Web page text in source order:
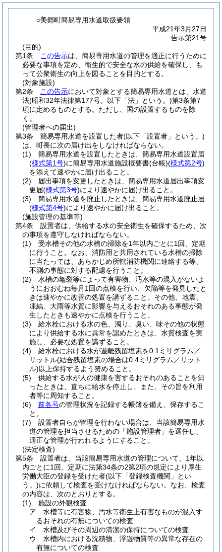
○美郷町簡易専用水道取扱要領
平成21年3月27日
告示第21号
(目的)
第1条
この告示は、簡易専用水道の管理を適正に行うために
必要な事項を定め、衛生的で安全な水の供給を確保し、も
って公衆衛生の向上を図ることを目的とする。
(対象施設)
第2条
この告示において対象とする簡易専用水道とは、水道
法(昭和32年法律第177号。以下「法」という。)第3条第7
項に定めるものとする。 ただし、国の設置するものを除
く。
(管理者への届出)
第3条
簡易専用水道を設置した者(以下「設置者」という。)
は、町長に次の届け出をしなければならない。
(1)
簡易専用水道を設置したときは、簡易専用水道設置届
(様式第1号)に簡易専用水道施設概要書(台帳)(様式第2号)
を添えて速やかに届け出ること。
(2)
届出事項を変更したときは、簡易専用水道届出事項変
更届(様式第3号)により速やかに届け出ること。
(3)
簡易専用水道を廃止したときは、簡易専用水道廃止届
(様式第4号)により速やかに届け出ること。
(施設管理の基準等)
第4条
設置者は、供給する水の安全衛生を確保するため、次
の事項を遵守しなければならない。
(1)
受水槽その他の水槽の掃除を1年以内ごとに1回、定期
に行うこと。 なお、消防用と共用されている水槽の掃除
に当たっては、あらかじめ所轄消防機関に連絡する等、
不測の事態に対する配慮を行うこと。
(2)
水槽の亀裂等によって有害物、汚水等の混入がないよ
うにおおむね毎月1回の点検を行い、欠陥等を発見したと
きは速やかに改善の処置を講ずること。 その他、地震、
凍結、大雨等水質に影響を与えるおそれのある事態が発
生したときも速やかに点検を行うこと。
(3)
給水栓における水の色、濁り、臭い、味その他の状態
により供給する水に異常を認めたときは、水質検査を実
施し、必要な処置を講ずること。
(4)
給水栓における水が遊離残留塩素を0.1ミリグラム／
リットル(結合残留塩素の場合は0.4ミリグラム／リット
ル)以上保持するよう努めること。
(5)
供給する水が人の健康を害するおそれのあることを知
ったときは、直ちに給水を停止し、また、その旨を利用
者等に周知すること。
(6)
前各号の管理状況を記録する帳簿を備え、保存するこ
と。
(7)
設置者自らが管理を行わない場合は、当該簡易専用水
道の管理を担当させるための「施設管理者」を選任し、
適正な管理が行われるようにすること。
(法定検査)
第5条
設置者は、当該簡易専用水道の管理について、1年以
内ごとに1回、定期に法第34条の2第2項の規定により厚生
労働大臣の登録を受けた者(以下「登録検査機関」とい
う。)に依頼して検査を受けなければならない。 なお、検査
の内容は、次のとおりとする。
(1)
施設の外観検査
ア
水槽等に有害物、汚水等衛生上有害なものが混入す
るおそれの有無についての検査
イ
水槽及びその周辺の清潔の保持についての検査
ウ
水槽内における沈積物、浮遊物質等の異常な存在の
有無についての検査